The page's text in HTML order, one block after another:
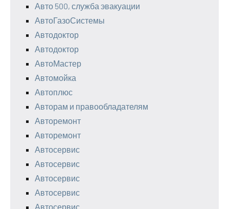
Авто 500, служба эвакуации
АвтоГазоСистемы
Автодоктор
Автодоктор
АвтоМастер
Автомойка
Автоплюс
Авторам и правообладателям
Авторемонт
Авторемонт
Автосервис
Автосервис
Автосервис
Автосервис
Автосервис